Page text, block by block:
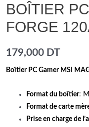
BOÎTIER
FORGE
179,000 DT
Boîtier PC Gamer MSI
Format du boîtier:
Format de carte
Prise en charge de